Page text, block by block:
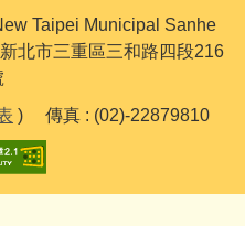
Taipei Municipal Sanhe
北市三重區三和路四段216
) 傳真 : (02)-22879810